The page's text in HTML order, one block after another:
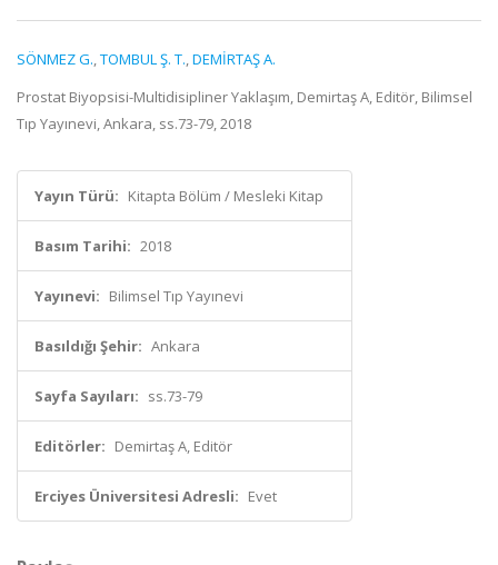
SÖNMEZ G.,TOMBUL Ş. T.,DEMİRTAŞ A.
Prostat Biyopsisi-Multidisipliner Yaklaşım, Demirtaş A, Editör, Bilimsel
Tıp Yayınevi, Ankara, ss.73-79, 2018
Yayın Türü: Kitapta Bölüm / Mesleki Kitap
Basım Tarihi: 2018
Yayınevi: Bilimsel Tıp Yayınevi
Basıldığı Şehir: Ankara
Sayfa Sayıları: ss.73-79
Editörler: Demirtaş A, Editör
Erciyes Üniversitesi Adresli: Evet